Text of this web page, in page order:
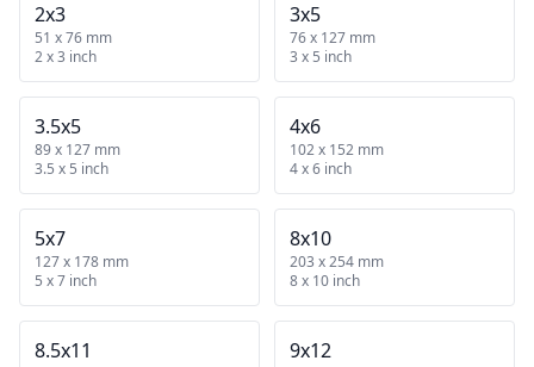
2x3
51 x 76 mm
2 x 3 inch
3x5
76 x 127 mm
3 x 5 inch
3.5x5
89 x 127 mm
3.5 x 5 inch
4x6
102 x 152 mm
4 x 6 inch
5x7
127 x 178 mm
5 x 7 inch
8x10
203 x 254 mm
8 x 10 inch
8.5x11 9x12